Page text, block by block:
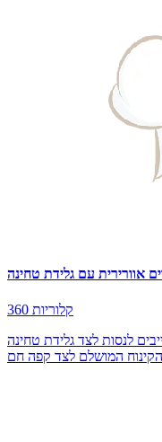
אוורירית עם גלידת טחינה
360 קלוריות
לנסות לצד גלידת טחינה